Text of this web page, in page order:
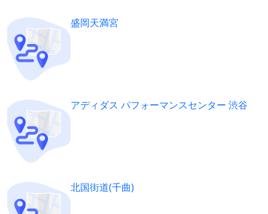
盛岡天満宮
アディダス パフォーマンスセンター 渋谷
北国街道(千曲)